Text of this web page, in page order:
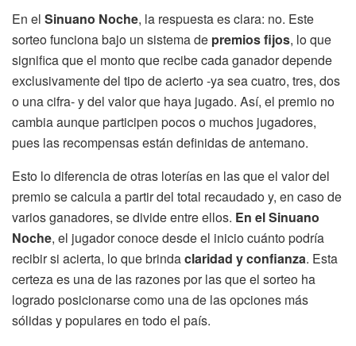
En el Sinuano Noche, la respuesta es clara: no. Este
sorteo funciona bajo un sistema de premios fijos, lo que
significa que el monto que recibe cada ganador depende
exclusivamente del tipo de acierto -ya sea cuatro, tres, dos
o una cifra- y del valor que haya jugado. Así, el premio no
cambia aunque participen pocos o muchos jugadores,
pues las recompensas están definidas de antemano.
Esto lo diferencia de otras loterías en las que el valor del
premio se calcula a partir del total recaudado y, en caso de
varios ganadores, se divide entre ellos. En el Sinuano
Noche, el jugador conoce desde el inicio cuánto podría
recibir si acierta, lo que brindaclaridad y confianza. Esta
certeza es una de las razones por las que el sorteo ha
logrado posicionarse como una de las opciones más
sólidas y populares en todo el país.